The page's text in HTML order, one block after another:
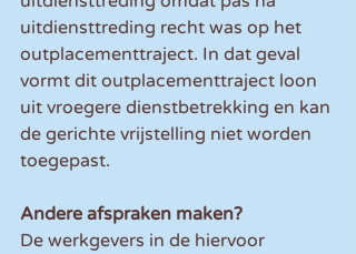
uitdiensttreding recht was op het
outplacementtraject. In dat geval
vormt dit outplacementtraject loon
uit vroegere dienstbetrekking en kan
de gerichte vrijstelling niet worden
toegepast.
Andere afspraken maken?
De werkgevers in de hiervoor